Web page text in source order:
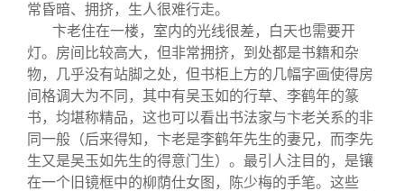
常昏暗、拥挤，生人很难行走。
卞老住在一楼，室内的光线很差，白天也需要开
灯。房间比较高大，但非常拥挤，到处都是书籍和杂
物，几乎没有站脚之处，但书柜上方的几幅字画使得房
间格调大为不同，其中有吴玉如的行草、李鹤年的篆
书，均堪称精品，这也可以看出书法家与卞老关系的非
同一般（后来得知，卞老是李鹤年先生的妻兄，而李先
生又是吴玉如先生的得意门生）。最引人注目的，是镶
在一个旧镜框中的柳荫仕女图，陈少梅的手笔。这些